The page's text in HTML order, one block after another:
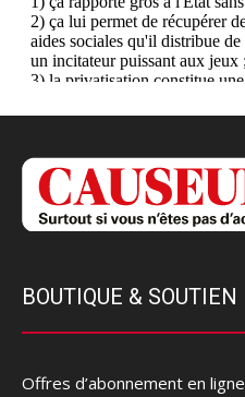
BOUTIQUE & SOUTIEN
Offres d’abonnement en ligne